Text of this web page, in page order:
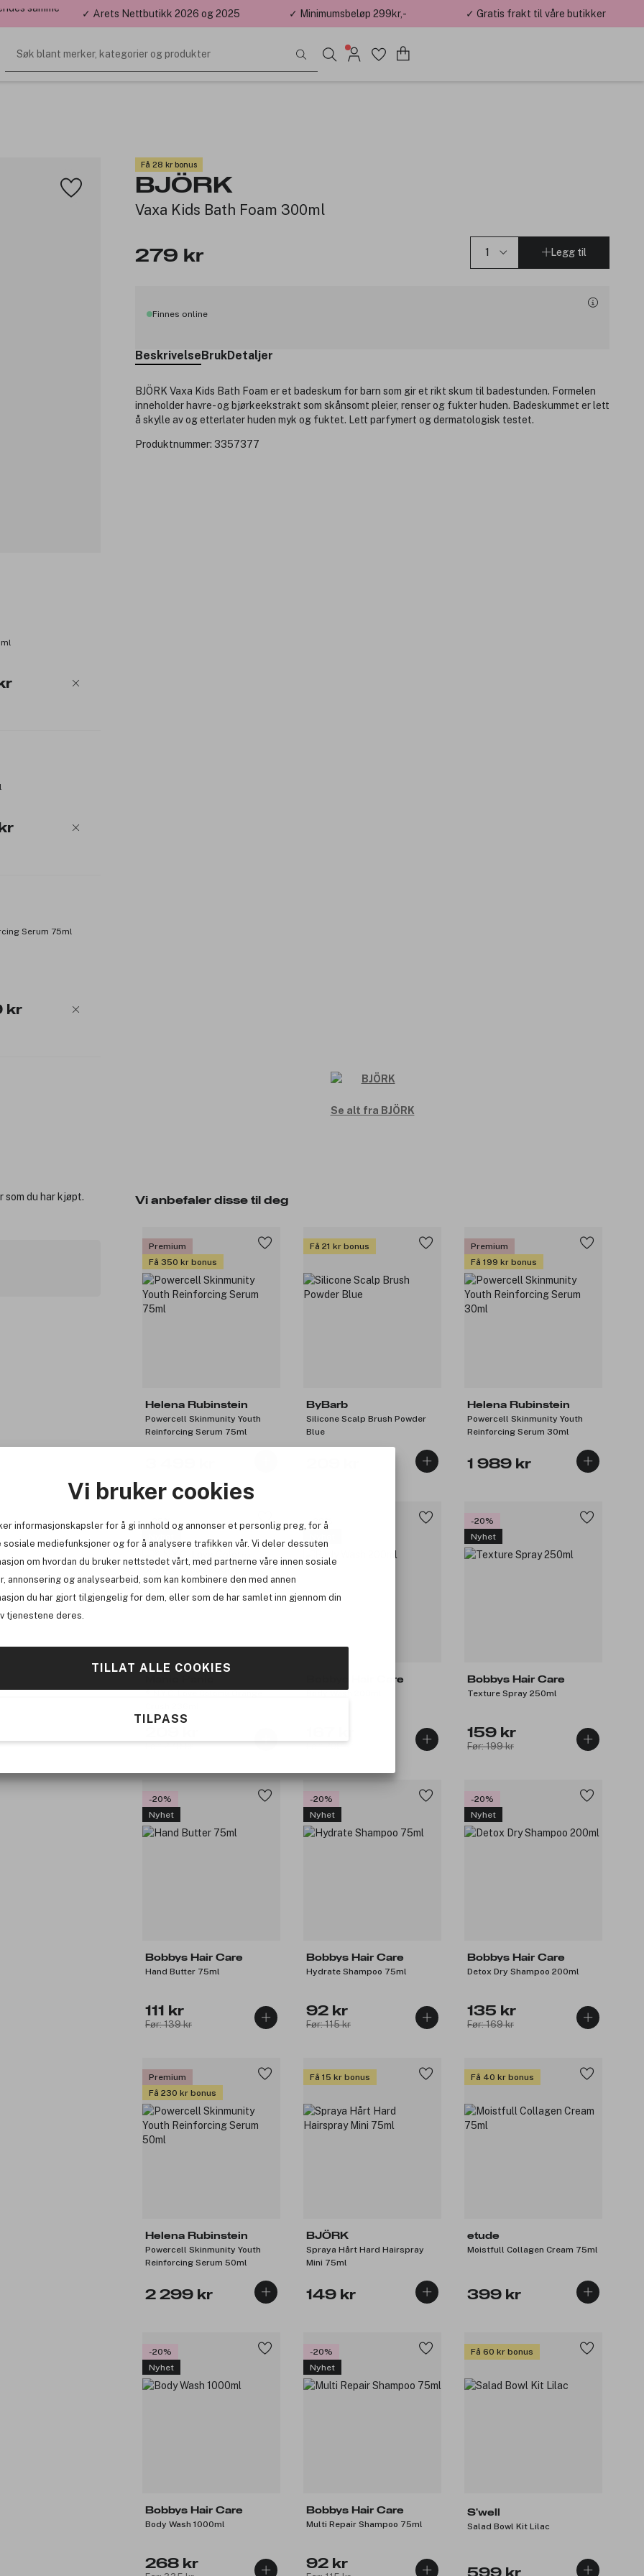
Vi bruker cookies
informasjonskapsler for å gi innhold og annonser et personlig preg, for å
sosiale mediefunksjoner og for å analysere trafikken vår. Vi deler dessuten
om hvordan du bruker nettstedet vårt, med partnerne våre innen sosiale
annonsering og analysearbeid, som kan kombinere den med annen
du har gjort tilgjengelig for dem, eller som de har samlet inn gjennom din
tjenestene deres.
TILLAT ALLE COOKIES
TILPASS
samme ✓ Årets Nettbutikk 2026 og 2025 ✓ Minimumsbeløp 299kr,- ✓ Gratis frakt til våre butikker
Søk blant merker, kategorier og produkter
Få 28 kr bonus
BJÖRK
Vaxa Kids Bath Foam 300ml
279 kr Legg til
Finnes online
BeskrivelseBrukDetaljer
BJÖRK Vaxa Kids Bath Foam er et badeskum for barn som gir et rikt skum til badestunden. Formelen
inneholder havre- og bjørkeekstrakt som skånsomt pleier, renser og fukter huden. Badeskummet er lett
å skylle av og etterlater huden myk og fuktet. Lett parfymert og dermatologisk testet.
Produktnummer: 3357377
Serum 75ml
kr
Se alt fra BJÖRK
Vi anbefaler disse til deg
Premium
Få 350 kr bonus
Helena Rubinstein
Powercell Skinmunity Youth
Reinforcing Serum 75ml
Få 21 kr bonus
ByBarb
Silicone Scalp Brush Powder
Blue
Premium
Få 199 kr bonus
Helena Rubinstein
Powercell Skinmunity Youth
Reinforcing Serum 30ml
1 989 kr
-25%
Før: 279 kr
-20%
Bobbys Hair Care
Før: 209 kr
-20%
Nyhet
Bobbys Hair Care
Texture Spray 250ml
159 kr
Før: 199 kr
-20%
Nyhet
Bobbys Hair Care
Hand Butter 75ml
111 kr
Før: 139 kr
-20%
Nyhet
Bobbys Hair Care
Hydrate Shampoo 75ml
92 kr
Før: 115 kr
-20%
Nyhet
Bobbys Hair Care
Detox Dry Shampoo 200ml
135 kr
Før: 169 kr
Premium
Få 230 kr bonus
Helena Rubinstein
Powercell Skinmunity Youth
Reinforcing Serum 50ml
2 299 kr
Få 15 kr bonus
BJÖRK
Spraya Hårt Hard Hairspray
Mini 75ml
149 kr
Få 40 kr bonus
etude
Moistfull Collagen Cream 75ml
399 kr
-20%
Nyhet
Bobbys Hair Care
Body Wash 1000ml
268 kr
-20%
Nyhet
Bobbys Hair Care
Multi Repair Shampoo 75ml
92 kr
Få 60 kr bonus
S'well
Salad Bowl Kit Lilac
du har kjøpt.